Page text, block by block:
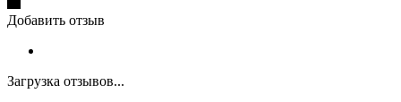
Добавить отзыв
Загрузка отзывов...